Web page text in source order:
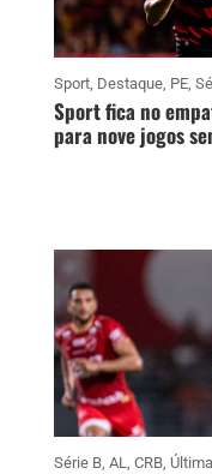
Sport, Destaque, PE,
Sport fica no
para nove jogos
Série B, AL, CRB,